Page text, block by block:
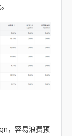
，容易浪费预